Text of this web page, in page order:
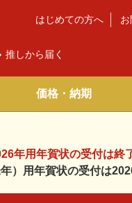
推しから届く
はじめての方へ
価格・納期
年用年賀状の受付は終
）用年賀状の受付は